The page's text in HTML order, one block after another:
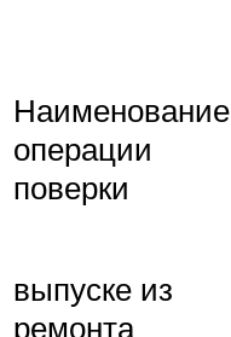
Наименование
операции
поверки
выпуске из
ремонта